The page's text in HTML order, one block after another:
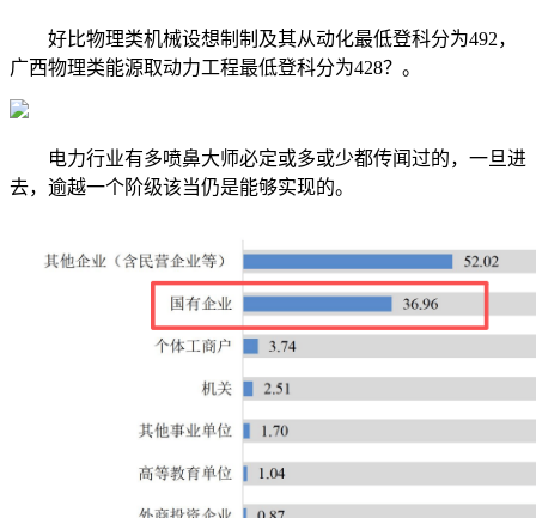
好比物理类机械设想制制及其从动化最低登科分为492，
广西物理类能源取动力工程最低登科分为428？。
电力行业有多喷鼻大师必定或多或少都传闻过的，一旦进
去，逾越一个阶级该当仍是能够实现的。